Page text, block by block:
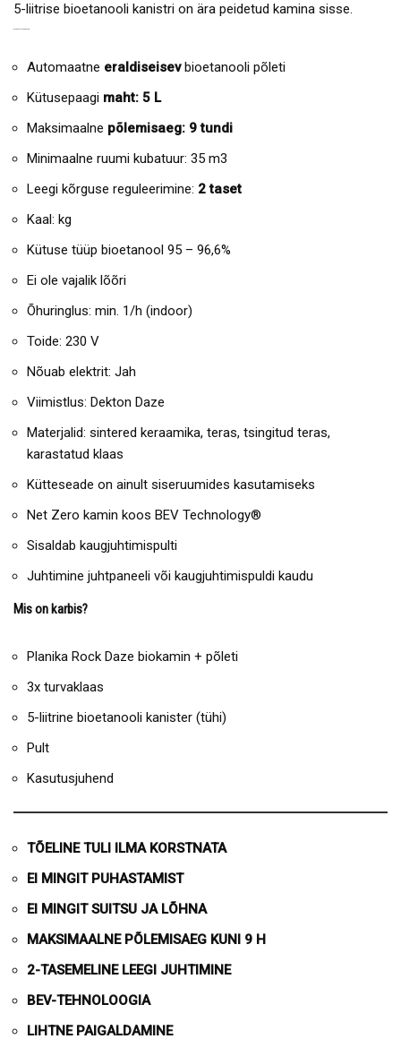
5-liitrise bioetanooli kanistri on ära peidetud kamina sisse.
Automaatne eraldiseisevbioetanooli põleti
Kütusepaagi maht: 5 L
Maksimaalne põlemisaeg: 9 tundi
Minimaalne ruumi kubatuur: 35 m3
Leegi kõrguse reguleerimine: 2 taset
Kaal: kg
Kütuse tüüp bioetanool 95 – 96,6%
Ei ole vajalik lõõri
Õhuringlus: min. 1/h (indoor)
Toide: 230 V
Nõuab elektrit: Jah
Viimistlus: Dekton Daze
Materjalid: sintered keraamika, teras, tsingitud teras,
karastatud klaas
Kütteseade on ainult siseruumides kasutamiseks
Net Zero kamin koos BEV Technology®
Sisaldab kaugjuhtimispulti
Juhtimine juhtpaneeli või kaugjuhtimispuldi kaudu
Mis on karbis?
Planika Rock Daze biokamin + põleti
3x turvaklaas
5-liitrine bioetanooli kanister (tühi)
Pult
Kasutusjuhend
TÕELINE TULI ILMA KORSTNATA
EI MINGIT PUHASTAMIST
EI MINGIT SUITSU JA LÕHNA
MAKSIMAALNE PÕLEMISAEG KUNI 9 H
2-TASEMELINE LEEGI JUHTIMINE
BEV-TEHNOLOOGIA
LIHTNE PAIGALDAMINE